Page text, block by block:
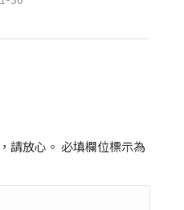
請放心。 必填欄位標示為